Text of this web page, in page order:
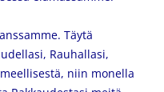
Täytä
Rauhallasi,
niin monella